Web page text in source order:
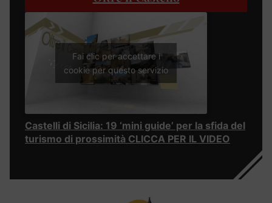
Fai clic per accettare i
cookie per questo servizio
Castelli di Sicilia: 19 ‘mini guide’ per la sfida del
turismo di prossimità CLICCA PER IL VIDEO